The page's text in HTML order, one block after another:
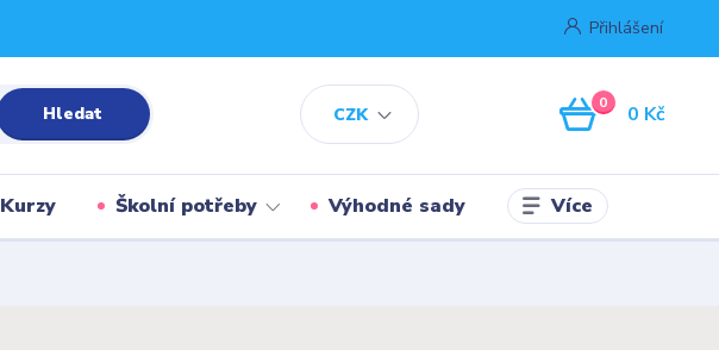
CZK
Přihlášení
Hledat 0 0 Kč
Kurzy Školní potřeby Výhodné sady Více